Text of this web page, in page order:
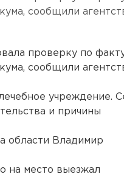
сообщили
проверку по
сообщили
учреждение.
и причины
области Владимир
на место выезжал